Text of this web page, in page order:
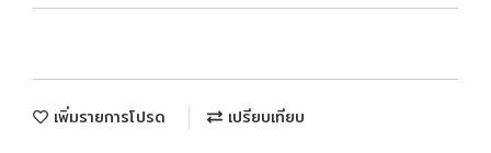
เพิ่มรายการโปรด เปรียบเทียบ